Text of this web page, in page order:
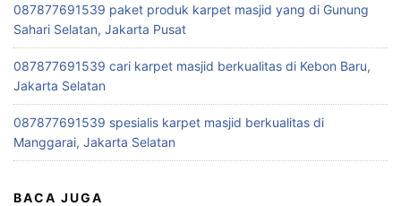
087877691539 paket produk karpet masjid yang di Gunung
Sahari Selatan, Jakarta Pusat
087877691539 cari karpet masjid berkualitas di Kebon Baru,
Jakarta Selatan
087877691539 spesialis karpet masjid berkualitas di
Manggarai, Jakarta Selatan
BACA JUGA